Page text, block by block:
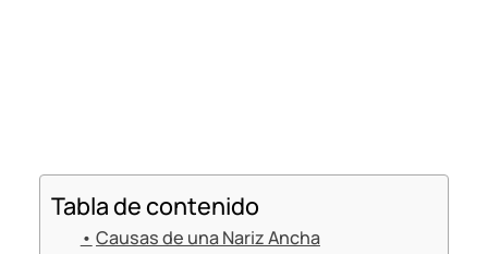
Tabla de contenido
Causas de una Nariz Ancha